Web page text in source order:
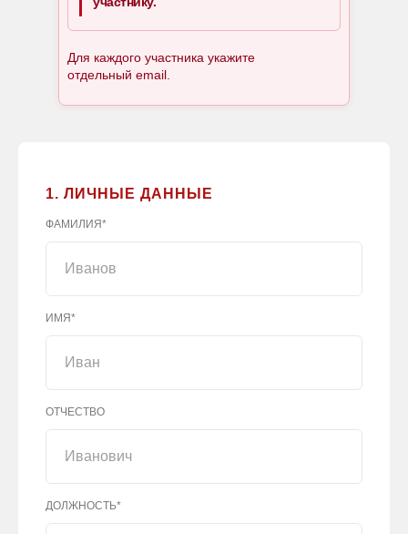
Для каждого участника укажите
отдельный email.
1. ЛИЧНЫЕ ДАННЫЕ
ФАМИЛИЯ*
ИМЯ*
ОТЧЕСТВО
ДОЛЖНОСТЬ*